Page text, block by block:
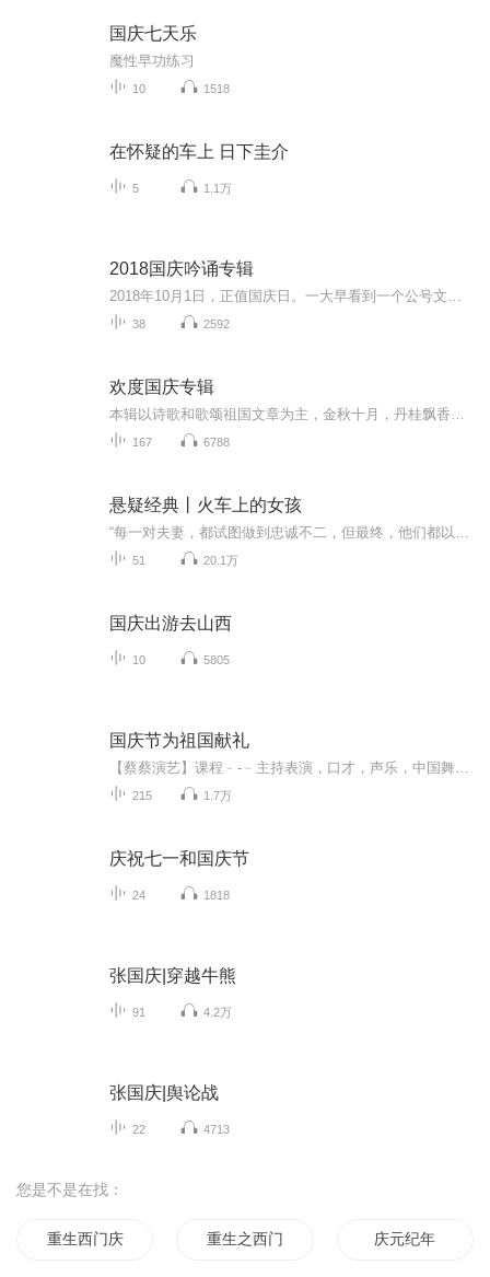
国庆七天乐
魔性早功练习
10 1518
在怀疑的车上 日下圭介
5 1.1万
2018国庆吟诵专辑
38 2592
欢度国庆专辑
167 6788
悬疑经典丨火车上的女孩
51 20.1万
国庆出游去山西
10 5805
国庆节为祖国献礼
215 1.7万
庆祝七一和国庆节
24 1818
张国庆|穿越牛熊
91 4.2万
张国庆|舆论战
22 4713
您是不是在找：
重生西门庆 重生之西门庆 庆元纪年